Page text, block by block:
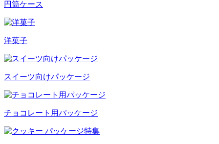
円筒ケース
洋菓子
スイーツ向けパッケージ
チョコレート用パッケージ